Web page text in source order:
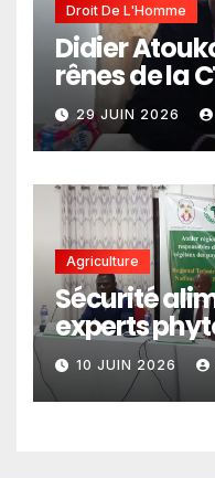
Droit De L'Homme
Didier
rênes de la
29 JUIN 2026
Agriculture
Sécurité
experts
Sahel et
en conclave
10 JUIN 2026